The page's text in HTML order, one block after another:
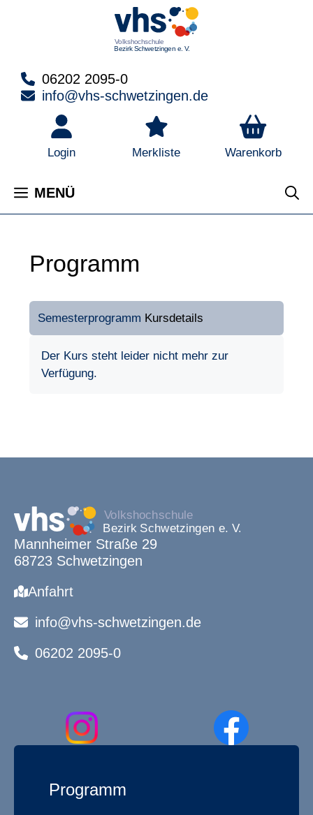
06202 2095-0
info@vhs-schwetzingen.de
Login Merkliste Warenkorb
MENÜ
Programm
Semesterprogramm Kursdetails
Der Kurs steht leider nicht mehr zur
Verfügung.
Mannheimer Straße 29
68723 Schwetzingen
Anfahrt
info@vhs-schwetzingen.de
06202 2095-0
Programm